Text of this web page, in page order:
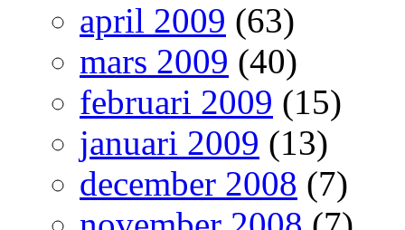
april 2009 (63)
mars 2009 (40)
februari 2009 (15)
januari 2009 (13)
december 2008 (7)